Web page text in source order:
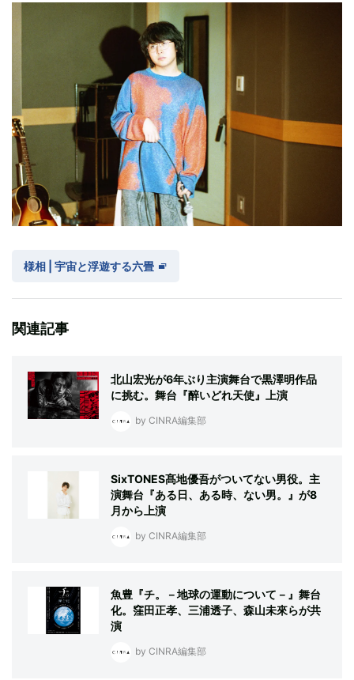
様相 | 宇宙と浮遊する六畳
関連記事
北山宏光が6年ぶり主演舞台で黒澤明作品
に挑む。舞台『醉いどれ天使』上演
by CINRA編集部
SixTONES髙地優吾がついてない男役。主
演舞台『ある日、ある時、ない男。』が8
月から上演
by CINRA編集部
魚豊『チ。－地球の運動について－』舞台
化。窪田正孝、三浦透子、森山未來らが共
演
by CINRA編集部